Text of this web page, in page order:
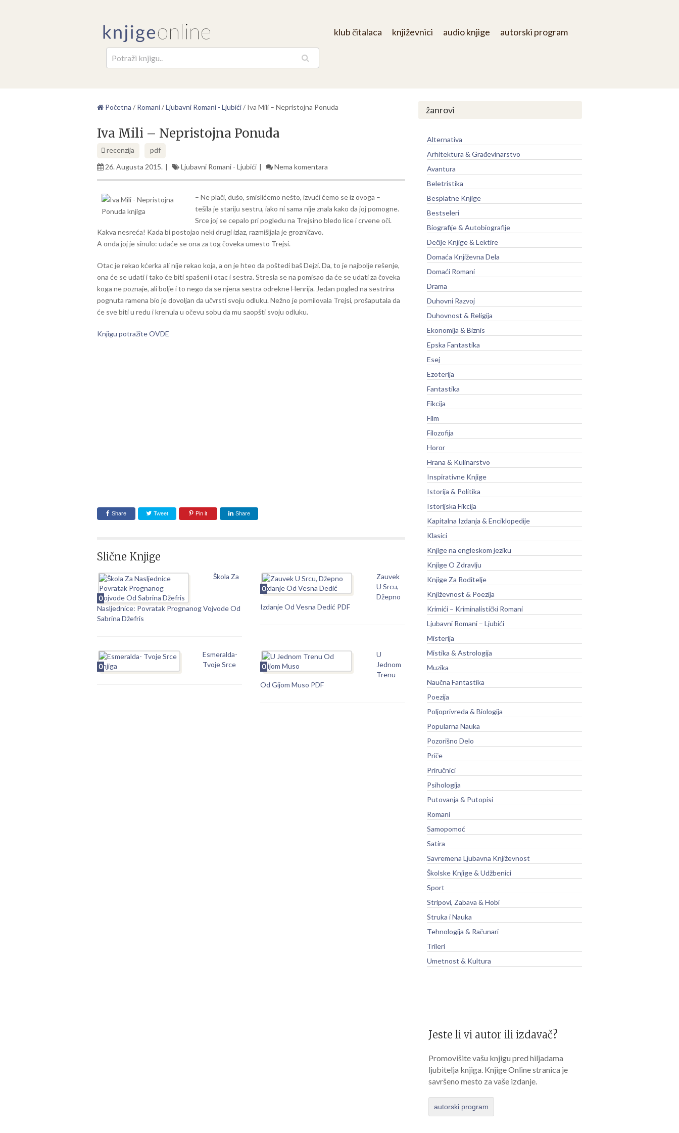
klub čitalaca književnici audio knjige autorski program
Početna / Romani/Ljubavni Romani - Ljubići/ Iva Mili – Nepristojna Ponuda
Iva Mili – Nepristojna Ponuda
recenzija
pdf
26. Augusta 2015.
Ljubavni Romani - Ljubići Nema komentara
– Ne plači, dušo, smislićemo nešto, izvući ćemo se iz ovoga –
tešila je stariju sestru, iako ni sama nije znala kako da joj pomogne.
Srce joj se cepalo pri pogledu na Trejsino bledo lice i crvene oči.
Kakva nesreća! Kada bi postojao neki drugi izlaz, razmišljala je grozničavo.
A onda joj je sinulo: udaće se ona za tog čoveka umesto Trejsi.
Otac je rekao kćerka ali nije rekao koja, a on je hteo da poštedi baš Dejzi. Da, to je najbolje rešenje,
ona će se udati i tako će biti spašeni i otac i sestra. Stresla se na pomisao da će se udati za čoveka
koga ne poznaje, ali bolje i to nego da se njena sestra odrekne Henrija. Jedan pogled na sestrina
pognuta ramena bio je dovoljan da učvrsti svoju odluku. Nežno je pomilovala Trejsi, prošaputala da
će sve biti u redu i krenula u očevu sobu da mu saopšti svoju odluku.
Knjigu potražite OVDE
Share Tweet Pin it Share
Slične Knjige
0
Škola Za
Nasljednice: Povratak Prognanog Vojvode Od
Sabrina Džefris
0
Zauvek
U Srcu,
Džepno
Izdanje Od Vesna Dedić PDF
0
Esmeralda-
Tvoje Srce
0
U
Jednom
Trenu
Od Gijom Muso PDF
žanrovi
Alternativa
Arhitektura & Građevinarstvo
Avantura
Beletristika
Besplatne Knjige
Bestseleri
Biografije & Autobiografije
Dečije Knjige & Lektire
Domaća Književna Dela
Domaći Romani
Drama
Duhovni Razvoj
Duhovnost & Religija
Ekonomija & Biznis
Epska Fantastika
Esej
Ezoterija
Fantastika
Fikcija
Film
Filozofija
Horor
Hrana & Kulinarstvo
Inspirativne Knjige
Istorija & Politika
Istorijska Fikcija
Kapitalna Izdanja & Enciklopedije
Klasici
Knjige na engleskom jeziku
Knjige O Zdravlju
Knjige Za Roditelje
Književnost & Poezija
Krimići – Kriminalistički Romani
Ljubavni Romani – Ljubići
Misterija
Mistika & Astrologija
Muzika
Naučna Fantastika
Poezija
Poljoprivreda & Biologija
Popularna Nauka
Pozorišno Delo
Priče
Priručnici
Psihologija
Putovanja & Putopisi
Romani
Samopomoć
Satira
Savremena Ljubavna Književnost
Školske Knjige & Udžbenici
Sport
Stripovi, Zabava & Hobi
Struka i Nauka
Tehnologija & Računari
Trileri
Umetnost & Kultura
Jeste li vi autor ili izdavač?
Promovišite vašu knjigu pred hiljadama
ljubitelja knjiga. Knjige Online stranica je
savršeno mesto za vaše izdanje.
autorski program